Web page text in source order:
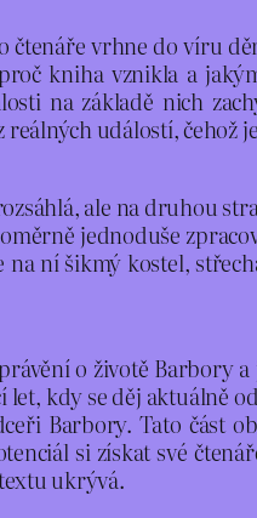
vrhne do víru
kniha vznikla a
na základě nich
událostí, čehož
ale na druhou
jednoduše
ní šikmý kostel,
o životě
kdy se děj aktuálně
Barbory. Tato část
si získat své
ukrývá.